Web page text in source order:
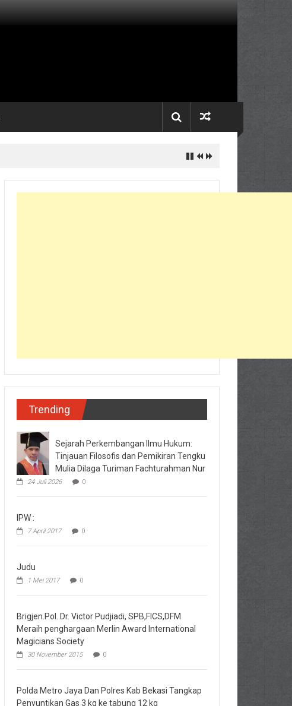
Trending
Sejarah Perkembangan Ilmu Hukum:
Tinjauan Filosofis dan Pemikiran Tengku
Mulia Dilaga Turiman Fachturahman Nur
24 Juli 2026 0
IPW :
7 April 2017 0
Judu
1 Mei 2017 0
Brigjen.Pol. Dr. Victor Pudjiadi, SPB,FICS,DFM
Meraih penghargaan Merlin Award International
Magicians Society
30 November 2015 0
Polda Metro Jaya Dan Polres Kab Bekasi Tangkap
Penyuntikan Gas 3 kg ke tabung 12 kg